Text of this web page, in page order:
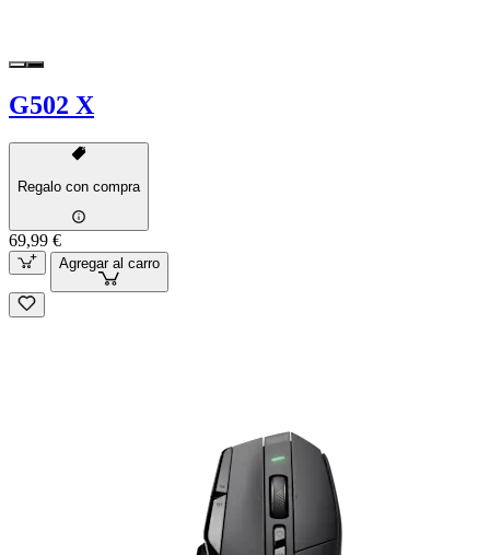
G502 X
Regalo con compra
69,99 €
Agregar al carro